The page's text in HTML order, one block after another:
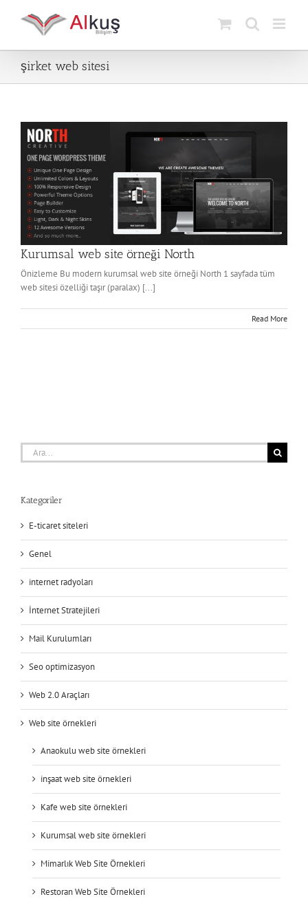
şirket web sitesi
Kurumsal web site örneği North
Önizleme Bu modern kurumsal web site örneği North 1 sayfada tüm
web sitesi özelliği taşır (paralax) [...]
Read More
Ara:
Kategoriler
E-ticaret siteleri
Genel
internet radyoları
İnternet Stratejileri
Mail Kurulumları
Seo optimizasyon
Web 2.0 Araçları
Web site örnekleri
Anaokulu web site örnekleri
inşaat web site örnekleri
Kafe web site örnekleri
Kurumsal web site örnekleri
Mimarlık Web Site Örnekleri
Restoran Web Site Örnekleri